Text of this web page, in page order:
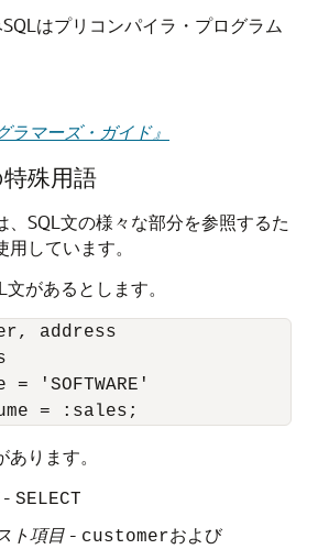
はプリコンパイラ・プログラム
ラマーズ・ガイド』
殊用語
、SQL文の様々な部分を参照するた
しています。
があるとします。
address
= 'SOFTWARE'
ります。
- SELECT
ト項目 - customerおよび